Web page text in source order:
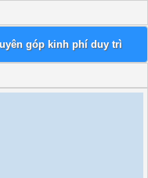
góp kinh phí duy trì